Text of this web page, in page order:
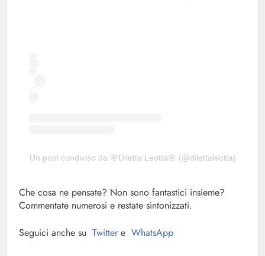
Un post condiviso da 🌸Diletta Leotta🌸 (@dilettaleotta)
Che cosa ne pensate? Non sono fantastici insieme?
Commentate numerosi e restate sintonizzati.
Seguici anche su Twitter e WhatsApp